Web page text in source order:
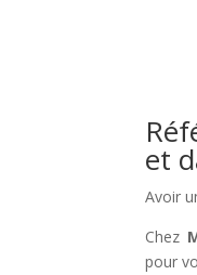
et
Avoir
Chez
pour